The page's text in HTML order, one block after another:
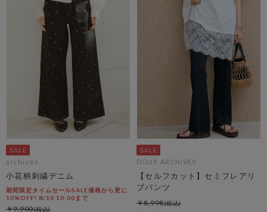
archives
小花柄刺繍デニム
期間限定タイムセールSALE価格から更に
10%OFF! 8/10 10:00まで
￥9,900
DOUX ARCHIVES
【セルフカット】セミフレアリ
ブパンツ
￥8,998